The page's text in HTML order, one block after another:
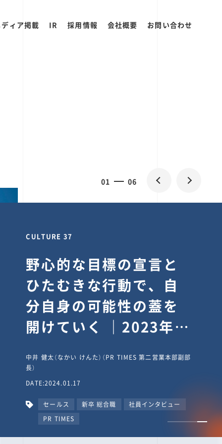
ィア掲載 IR 採用情報 会社概要 お問い合わせ
0 06
CULTURE 30
逆境では自分のスタン
スを変え“予想を裏切
り、期待を超える”【真
輔塾・前編】
山田真輔（やまだ しんすけ）（執行役員 兼 Jooto事業部
長）
DATE:2023.09.08
カルチャー CxO キャリア入社 Jooto